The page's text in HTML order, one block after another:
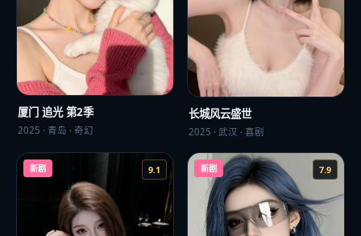
厦门 追光 第2季
2025 · 青岛 · 奇幻
长城风云盛世
2025 · 武汉 · 喜剧
新剧 9.1 新剧 7.9